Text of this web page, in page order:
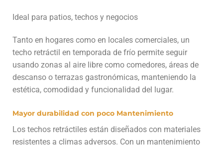
Ideal para patios, techos y negocios
Tanto en hogares como en locales comerciales, un
techo retráctil en temporada de frío permite seguir
usando zonas al aire libre como comedores, áreas de
descanso o terrazas gastronómicas, manteniendo la
estética, comodidad y funcionalidad del lugar.
Mayor durabilidad con poco Mantenimiento
Los techos retráctiles están diseñados con materiales
resistentes a climas adversos. Con un mantenimiento